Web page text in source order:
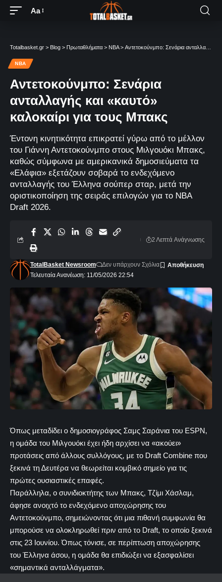
Aa
Totalbasket.gr > Blog > Πρωταθλήματα > NBA> Αντετοκούνμπο: Σενάρια ανταλλαγής και «καυτό» καλοκαίρι για τους Μπακς
NBA
Αντετοκούνμπο: Σενάρια
ανταλλαγής και «καυτό»
καλοκαίρι για τους Μπακς
Έντονη κινητικότητα επικρατεί γύρω από το μέλλον
του Γιάννη Αντετοκούνμπο στους Μιλγουόκι Μπακς,
καθώς σύμφωνα με αμερικανικά δημοσιεύματα τα
«Ελάφια» εξετάζουν σοβαρά το ενδεχόμενο
ανταλλαγής του Έλληνα σούπερ σταρ, μετά την
οριστικοποίηση της σειράς επιλογών για το NBA
Draft 2026.
Τελευταία Ανανέωση: 11/05/2026 22:54
TotalBasket Newsroom Δεν υπάρχουν Σχόλια
2 Λεπτά Aνάγνωσης
Όπως μεταδίδει ο δημοσιογράφος Σαμς Σαράνια του ESPN,
η ομάδα του Μιλγουόκι έχει ήδη αρχίσει να «ακούει»
προτάσεις από άλλους συλλόγους, με το Draft Combine που
ξεκινά τη Δευτέρα να θεωρείται κομβικό σημείο για τις
πρώτες ουσιαστικές επαφές.
Παράλληλα, ο συνιδιοκτήτης των Μπακς, Τζίμι Χάσλαμ,
άφησε ανοιχτό το ενδεχόμενο αποχώρησης του
Αντετοκούνμπο, σημειώνοντας ότι μια πιθανή συμφωνία θα
μπορούσε να ολοκληρωθεί πριν από το Draft, το οποίο ξεκινά
στις 23 Ιουνίου. Όπως τόνισε, σε περίπτωση αποχώρησης
του Έλληνα άσου, η ομάδα θα επιδιώξει να εξασφαλίσει
«σημαντικά ανταλλάγματα».